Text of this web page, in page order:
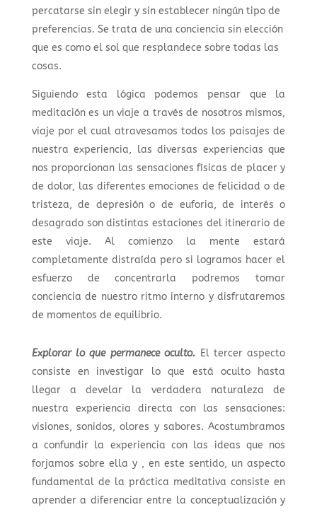
percatarse sin elegir y sin establecer ningún tipo de
preferencias. Se trata de una conciencia sin elección
que es como el sol que resplandece sobre todas las
cosas.
Siguiendo esta lógica podemos pensar que la
meditación es un viaje a través de nosotros mismos,
viaje por el cual atravesamos todos los paisajes de
nuestra experiencia, las diversas experiencias que
nos proporcionan las sensaciones físicas de placer y
de dolor, las diferentes emociones de felicidad o de
tristeza, de depresión o de euforia, de interés o
desagrado son distintas estaciones del itinerario de
este viaje. Al comienzo la mente estará
completamente distraída pero si logramos hacer el
esfuerzo de concentrarla podremos tomar
conciencia de nuestro ritmo interno y disfrutaremos
de momentos de equilibrio.
Explorar lo que permanece oculto. El tercer aspecto
consiste en investigar lo que está oculto hasta
llegar a develar la verdadera naturaleza de
nuestra experiencia directa con las sensaciones:
visiones, sonidos, olores y sabores. Acostumbramos
a confundir la experiencia con las ideas que nos
forjamos sobre ella y , en este sentido, un aspecto
fundamental de la práctica meditativa consiste en
aprender a diferenciar entre la conceptualización y